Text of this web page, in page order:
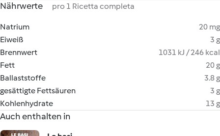
Nährwerte pro 1 Ricetta completa
Natrium
20 mg
Eiweiß
3 g
Brennwert
1031 kJ / 246 kcal
Fett
20 g
Ballaststoffe
3.8 g
gesättigte Fettsäuren
3 g
Kohlenhydrate
13 g
Auch enthalten in